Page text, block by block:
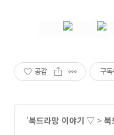
공감 구독
'북드라망 이야기 ▽ > 북